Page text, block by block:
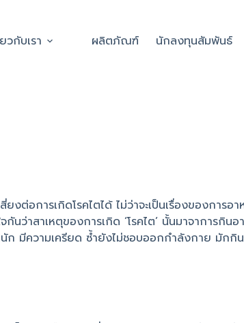
วกับเรา ผลิตภัณฑ์ นักลงทุนสัมพันธ์
งต่อการเกิดโรคไตได้ ไม่ว่าจะเป็นเรื่องของกา
นว่าสาเหตุของการเกิด ‘โรคไต’ นั้นมาจาการ
ก มีความเครียด ซ้ำยังไม่ชอบออกกำลังกาย มัก